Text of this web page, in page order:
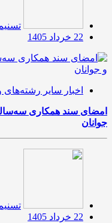
22 خرداد 1405
اخبار سایر
امضای سند همکاری
جوانان
22 خرداد 1405